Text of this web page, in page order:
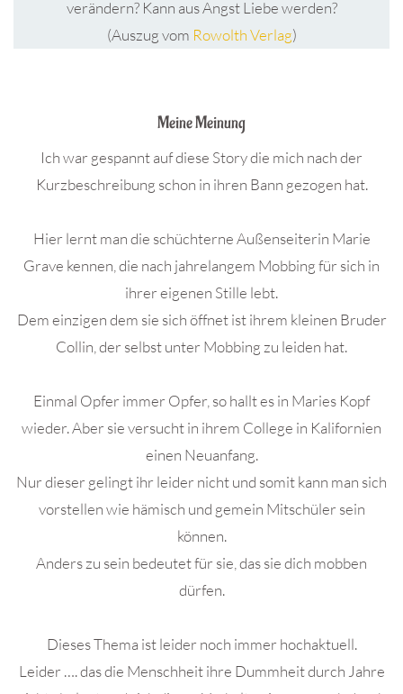
verändern? Kann aus Angst Liebe werden?
(Auszug vom Rowolth Verlag)
Meine Meinung
Ich war gespannt auf diese Story die mich nach der
Kurzbeschreibung schon in ihren Bann gezogen hat.
Hier lernt man die schüchterne Außenseiterin Marie
Grave kennen, die nach jahrelangem Mobbing für sich in
ihrer eigenen Stille lebt.
Dem einzigen dem sie sich öffnet ist ihrem kleinen Bruder
Collin, der selbst unter Mobbing zu leiden hat.
Einmal Opfer immer Opfer, so hallt es in Maries Kopf
wieder. Aber sie versucht in ihrem College in Kalifornien
einen Neuanfang.
Nur dieser gelingt ihr leider nicht und somit kann man sich
vorstellen wie hämisch und gemein Mitschüler sein
können.
Anders zu sein bedeutet für sie, das sie dich mobben
dürfen.
Dieses Thema ist leider noch immer hochaktuell.
Leider …. das die Menschheit ihre Dummheit durch Jahre